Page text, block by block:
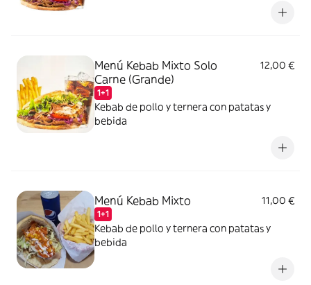
Menú Kebab Mixto Solo
Carne (Grande)
1+1
12,00 €
Kebab de pollo y ternera con patatas y
bebida
Menú Kebab Mixto
1+1
11,00 €
Kebab de pollo y ternera con patatas y
bebida